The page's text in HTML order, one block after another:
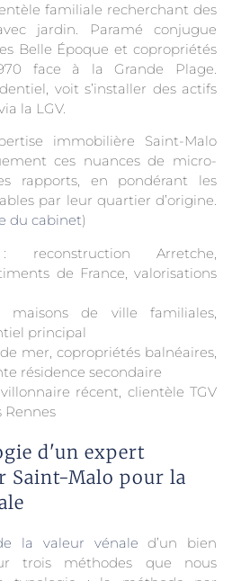
familiale recherchant des
jardin. Paramé conjugue
Belle Époque et copropriétés
face à la Grande Plage.
voit s’installer des actifs
la LGV.
immobilière Saint-Malo
ces nuances de micro-
rapports, en pondérant les
par leur quartier d’origine.
du cabinet)
reconstruction Arretche,
de France, valorisations
maisons de ville familiales,
principal
mer, copropriétés balnéaires,
résidence secondaire
récent, clientèle TGV
Rennes
d'un expert
Saint-Malo pour la
la valeur vénale d’un bien
trois méthodes que nous